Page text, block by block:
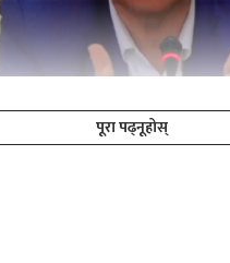
पूरा पढ्नूहोस्